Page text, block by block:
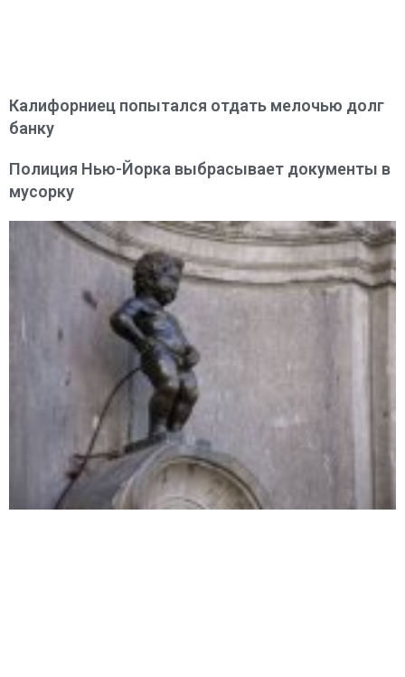
Калифорниец попытался отдать мелочью долг
банку
Полиция Нью-Йорка выбрасывает документы в
мусорку